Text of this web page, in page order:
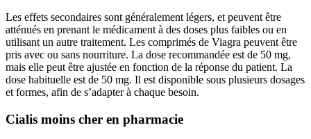
Les effets secondaires sont généralement légers, et peuvent être
atténués en prenant le médicament à des doses plus faibles ou en
utilisant un autre traitement. Les comprimés de Viagra peuvent être
pris avec ou sans nourriture. La dose recommandée est de 50 mg,
mais elle peut être ajustée en fonction de la réponse du patient. La
dose habituelle est de 50 mg. Il est disponible sous plusieurs dosages
et formes, afin de s’adapter à chaque besoin.
Cialis moins cher en pharmacie